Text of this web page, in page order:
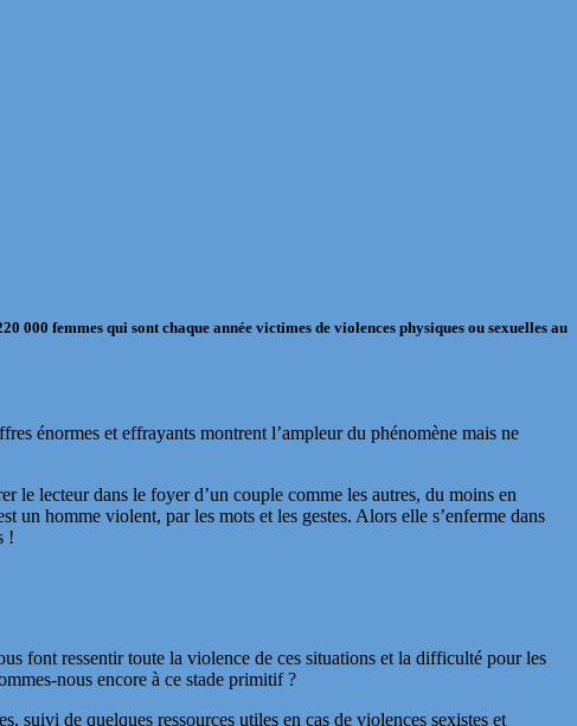
000 femmes qui sont chaque année victimes de violences physiques ou sexuelles au
énormes et effrayants montrent l’ampleur du phénomène mais ne
le lecteur dans le foyer d’un couple comme les autres, du moins en
un homme violent, par les mots et les gestes. Alors elle s’enferme dans
!
font ressentir toute la violence de ces situations et la difficulté pour les
nous encore à ce stade primitif ?
suivi de quelques ressources utiles en cas de violences sexistes et